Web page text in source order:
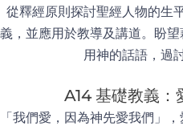
從釋經原則探討聖經人物的生
義，並應用於教導及講道。盼
用神的話語，過
A14 基礎教義：
「我們愛，因為神先愛我們」